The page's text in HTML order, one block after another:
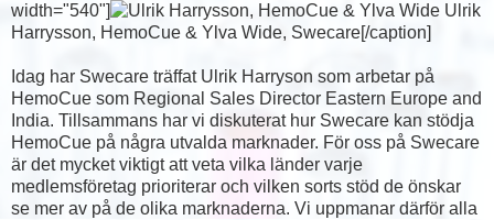
width="540"]
Ulrik
Harrysson, HemoCue & Ylva Wide, Swecare[/caption]
Idag har Swecare träffat Ulrik Harryson som arbetar på
HemoCue som Regional Sales Director Eastern Europe and
India. Tillsammans har vi diskuterat hur Swecare kan stödja
HemoCue på några utvalda marknader. För oss på Swecare
är det mycket viktigt att veta vilka länder varje
medlemsföretag prioriterar och vilken sorts stöd de önskar
se mer av på de olika marknaderna. Vi uppmanar därför alla